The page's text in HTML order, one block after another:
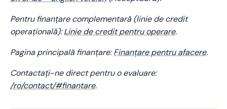
Pentru finanțare complementară (linie de credit
operațională):Linie de credit pentru operare.
Pagina principală finanțare:Finanțare pentru afacere.
Contactați-ne direct pentru o evaluare:
/ro/contact/#finantare.